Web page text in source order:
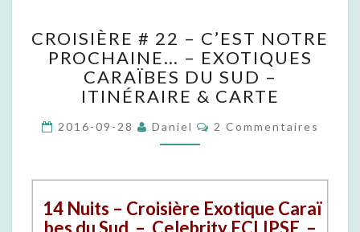
R
O
S
È
R
#
2
CROISIÈRE # 22 – C’EST NOTRE
PROCHAINE… – EXOTIQUES
CARAÏBES DU SUD –
ITINÉRAIRE & CARTE
2016-09-28 Daniel
C
O
N
A
I
2 Commentaires
14 Nuits – Croisière Exotique Caraï
bes du Sud – Celebrity ECLIPSE –